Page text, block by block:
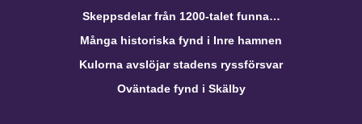
Skeppsdelar från 1200-talet funna…
Många historiska fynd i Inre hamnen
Kulorna avslöjar stadens ryssförsvar
Oväntade fynd i Skälby